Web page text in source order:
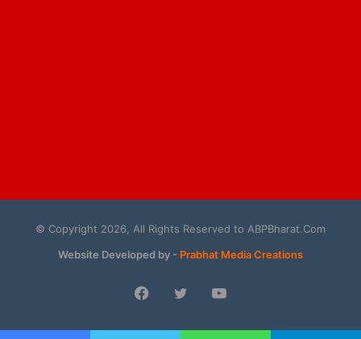
© Copyright 2026, All Rights Reserved to ABPBharat.Com
Website Developed by - Prabhat Media Creations
Facebook
TwitterYouTube